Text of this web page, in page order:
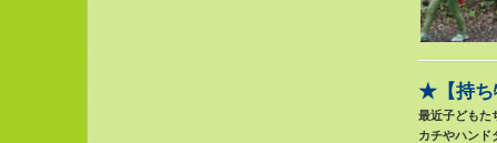
★【持ち
最近子どもた
カチやハンド